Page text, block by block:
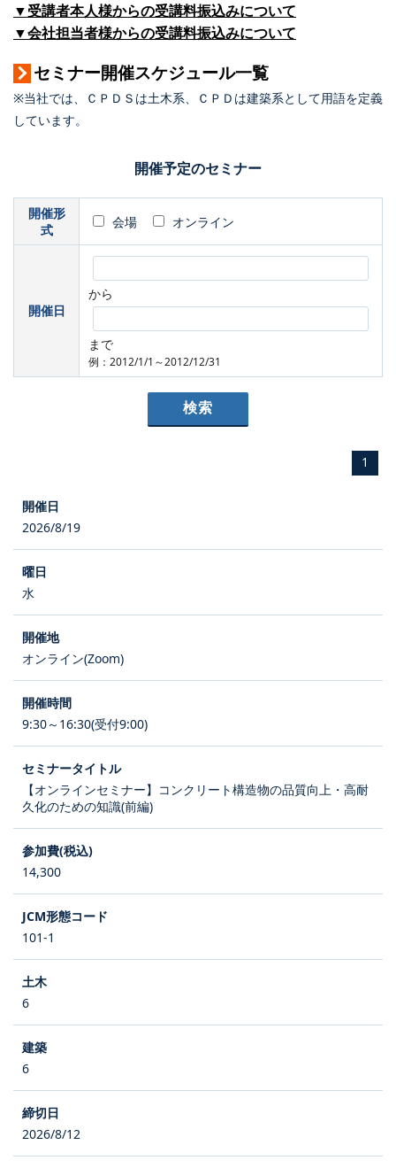
▼受講者本人様からの受講料振込みについて
▼会社担当者様からの受講料振込みについて
セミナー開催スケジュール一覧
※当社では、ＣＰＤＳは土木系、ＣＰＤは建築系として用語を定義
しています。
開催予定のセミナー
開催形
式
会場 オンライン
開催日
から
まで
例：2012/1/1～2012/12/31
1
2026/8/19
水
オンライン(Zoom)
9:30～16:30(受付9:00)
【オンラインセミナー】コンクリート構造物の品質向上・高耐
久化のための知識(前編)
14,300
101-1
6
6
2026/8/12